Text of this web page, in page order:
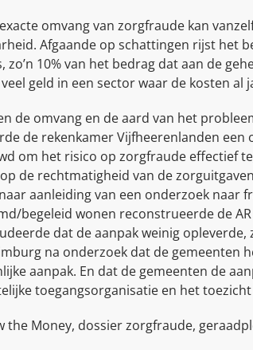
omvang van zorgfraude kan
Afgaande op schattingen rijst het
zo’n 10% van het bedrag dat aan de
geld in een sector waar de kosten
de omvang en de aard van het
de rekenkamer Vijfheerenlanden
om het risico op zorgfraude effectief
de rechtmatigheid van de
aanleiding van een onderzoek naar
begeleid wonen reconstrueerde de
dat de aanpak weinig
na onderzoek dat de gemeenten
aanpak. En dat de gemeenten de
toegangsorganisatie en het
the Money, dossier zorgfraude,